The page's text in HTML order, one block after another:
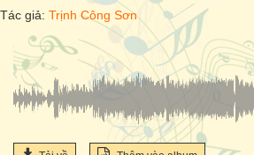
Tác giả: Trịnh Công Sơn